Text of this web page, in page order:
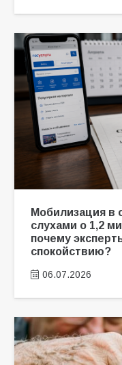
Мобилизация в
слухами о 1,2
почему
спокойствию?
06.07.2026